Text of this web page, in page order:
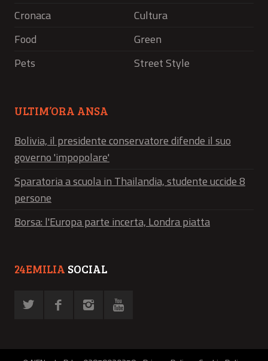
Cronaca
Cultura
Food
Green
Pets
Street Style
ULTIM’ORA ANSA
Bolivia, il presidente conservatore difende il suo
governo 'impopolare'
Sparatoria a scuola in Thailandia, studente uccide 8
persone
Borsa: l'Europa parte incerta, Londra piatta
24EMILIA SOCIAL